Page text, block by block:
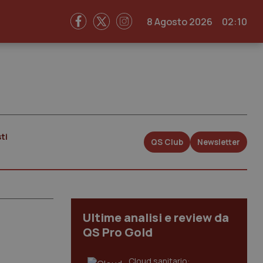
8 Agosto 2026 02:10
QS Club Newsletter
Ultime analisi e review da
QS Pro Gold